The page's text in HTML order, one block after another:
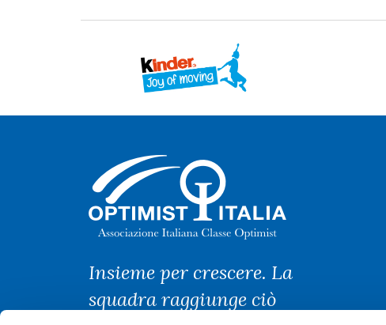
Insieme per crescere. La
squadra raggiunge ciò